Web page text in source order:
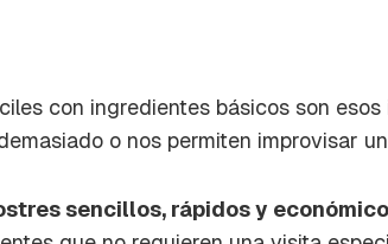
guardar como favorito, primero has de
con ingredientes básicos son
o nos permiten improvisar
sencillos, rápidos y
Gracias por suscribirte a nuestro